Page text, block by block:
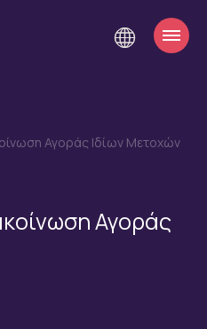
Αγοράς Ιδίων Μετοχών
Αγοράς